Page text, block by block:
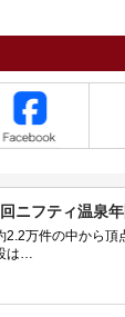
ニフティ温泉
2.2万件の中から頂
は…